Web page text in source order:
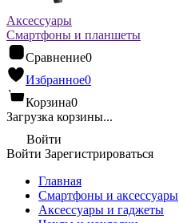
Аксессуары
Смартфоны и планшеты
Сравнение0
Избранное0
Корзина0
Загрузка корзины...
Войти
Войти Зарегистрироваться
Главная
Смартфоны и аксессуары
Аксессуары и гаджеты